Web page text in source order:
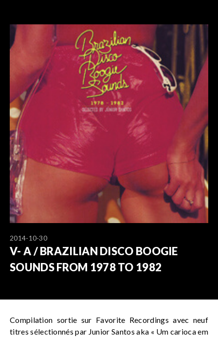
2014-10-30
V- A / BRAZILIAN DISCO BOOGIE
SOUNDS FROM 1978 TO 1982
Compilation sortie sur Favorite Recordings avec neuf
titres sélectionnés par Junior Santos aka « Um carioca em